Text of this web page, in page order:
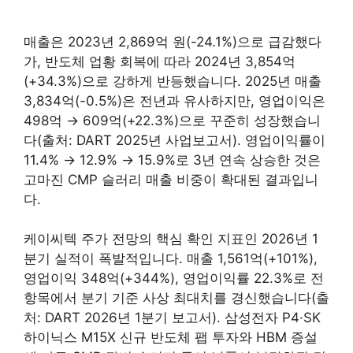
매출은 2023년 2,869억 원(-24.1%)으로 급감했다
가, 반도체 업황 회복에 따라 2024년 3,854억
(+34.3%)으로 강하게 반등했습니다. 2025년 매출
3,834억(-0.5%)은 전년과 유사하지만, 영업이익은
498억 → 609억(+22.3%)으로 꾸준히 성장했습니
다(출처: DART 2025년 사업보고서). 영업이익률이
11.4% → 12.9% → 15.9%로 3년 연속 상승한 것은
고마진 CMP 슬러리 매출 비중이 확대된 결과입니
다.
케이씨텍 주가 전망의 핵심 확인 지표인 2026년 1
분기 실적이 폭발적입니다. 매출 1,561억(+101%),
영업이익 348억(+344%), 영업이익률 22.3%로 전
항목에서 분기 기준 사상 최대치를 경신했습니다(출
처: DART 2026년 1분기 보고서). 삼성전자 P4·SK
하이닉스 M15X 신규 반도체 팹 투자와 HBM 증설